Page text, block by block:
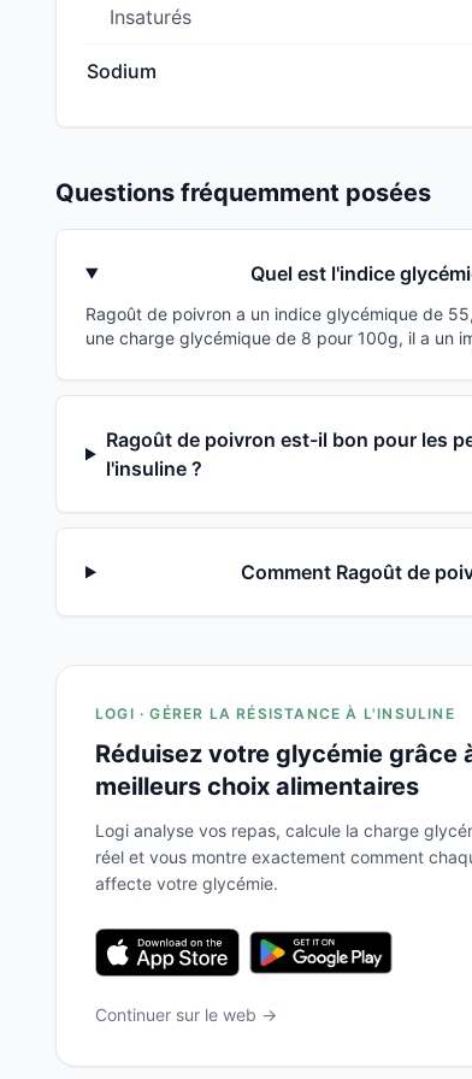
Insaturés
Sodium
Questions fréquemment posées
Quel est l'indice
Ragoût de poivron a un indice glycémique de
une charge glycémique de 8 pour 100g, il a un
Ragoût de poivron est-il bon pour les
l'insuline ?
Comment Ragoût de
LOGI · GÉRER LA RÉSISTANCE À L'INSULINE
Réduisez votre glycémie grâce
meilleurs choix alimentaires
Logi analyse vos repas, calcule la charge
réel et vous montre exactement comment
affecte votre glycémie.
Continuer sur le web →